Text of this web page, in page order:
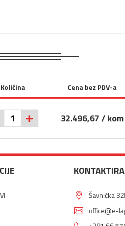
Količina Cena bez PDV-a
+ 32.496,67 / kom
Šavnička
office@e-